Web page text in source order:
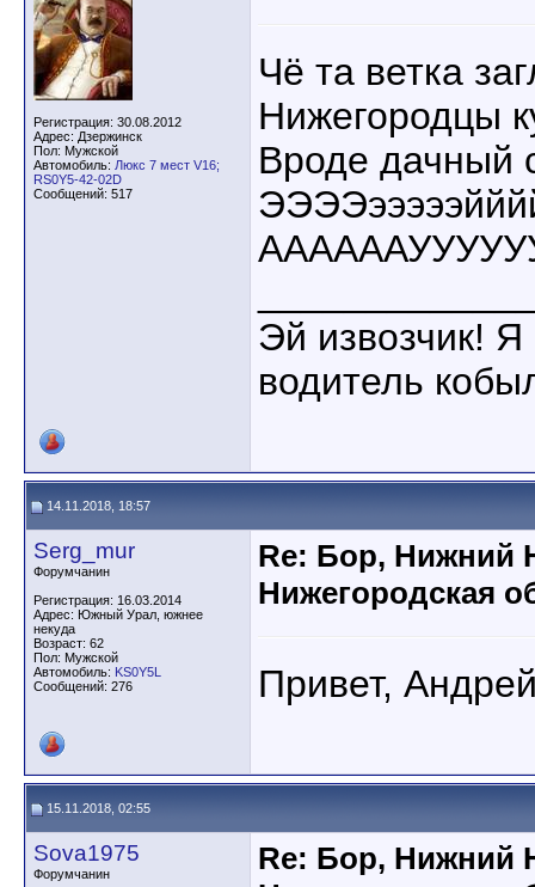
Регистрация: 30.08.2012
Адрес: Дзержинск
Пол: Мужской
Автомобиль: Люкс 7 мест V16;
RS0Y5-42-02D
Сообщений: 517
Чё та ветка
Нижегородцы
Вроде дачный
Эй извозчик! Я
водитель
14.11.2018, 18:57
Serg_mur
Форумчанин
Регистрация: 16.03.2014
Адрес: Южный Урал, южнее
некуда
Возраст: 62
Пол: Мужской
Автомобиль: KS0Y5L
Сообщений: 276
Re: Бор, Нижний
Нижегородская
Привет,
15.11.2018, 02:55
Sova1975
Форумчанин
Re: Бор, Нижний